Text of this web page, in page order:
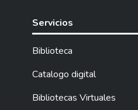
Servicios
Biblioteca
Catalogo digital
Bibliotecas Virtuales